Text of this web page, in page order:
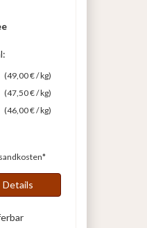
(49,00 € / kg)
(47,50 € / kg)
(46,00 € / kg)
Details